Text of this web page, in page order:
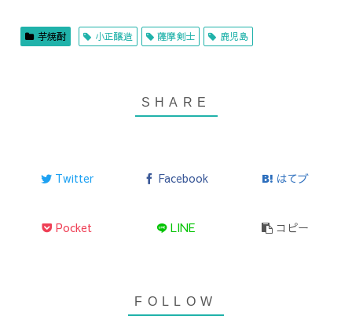
芋焼酎 小正醸造 薩摩剣士 鹿児島
Twitter Facebook はてブ
Pocket LINE コピー